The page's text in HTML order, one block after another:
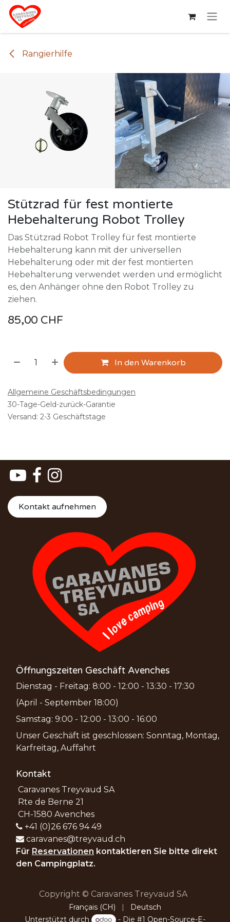
Zum Inhalt springen
Rangierhilfe
Stützrad für fest montierte
Hebehalterung Robot Trolley
Das Stützrad Robot Trolley für fest montierte
Hebehalterung kann mit der universellen
Hebehalterung oder mit der fest montierten
Hebehalterung verwendet werden und ermöglicht
es, den Anhänger ohne den Robot Trolley zu
ziehen.
85,00 CHF
In den Warenkorb
Allgemeine Geschäftsbedingungen
30-Tage-Geld-zurück-Garantie
Versand: 2-3 Geschäftstage
Kontakt aufnehmen
Öffnungszeiten Geschäft Avenches
Dienstag - Freitag: 8:00 - 12:00 - 13:30 - 17:30
(April - September 18:00)
Samstag: 9:00 - 12:00 - 13:00 - 16:00
Unser Geschäft ist geschlossen: Sonntag, Montag,
Karfreitag, Auffahrt
Kontakt
Caravanes Treyvaud SA
Rte de Berne 21
CH-1580 Avenches
+41 (0)26 676 94 49
caravanes@treyvaud.ch
Für Reservationen kontaktieren Sie bitte direkt
den Campingplatz.
Copyright © Caravanes Treyvaud SA
Français (CH) |
Deutsch
Unterstützt durch
- Die #1 Open-Source-E-